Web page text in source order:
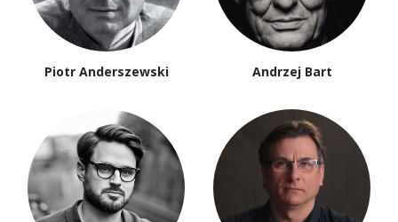
Piotr Anderszewski Andrzej Bart